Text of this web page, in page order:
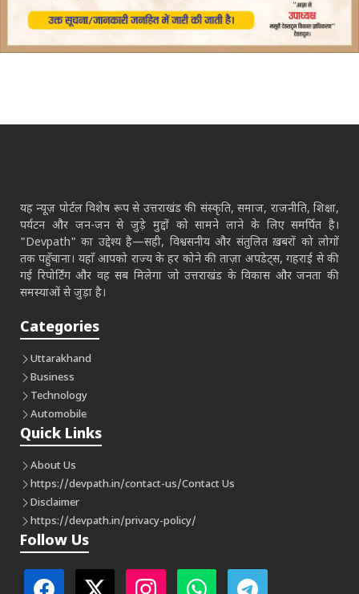
यह न्यूज़ पोर्टल विशेष रूप से उत्तराखंड की संस्कृति, समाज, राजनीति, शिक्षा,
पर्यटन और जन-जन से जुड़े मुद्दों को सामने लाने के लिए समर्पित है।
"Devpath" का उद्देश्य है—सही, विश्वसनीय और संतुलित ख़बरों को लोगों
तक पहुँचाना। यहाँ आपको राज्य के हर कोने की ताज़ा अपडेट्स, गहराई से की
गई रिपोर्टिंग और वह सब मिलेगा जो उत्तराखंड के विकास और जनता की
समस्याओं से जुड़ा है।
Categories
Uttarakhand
Business
Technology
Automobile
Quick Links
About Us
https://devpath.in/contact-us/Contact Us
Disclaimer
https://devpath.in/privacy-policy/
Follow Us